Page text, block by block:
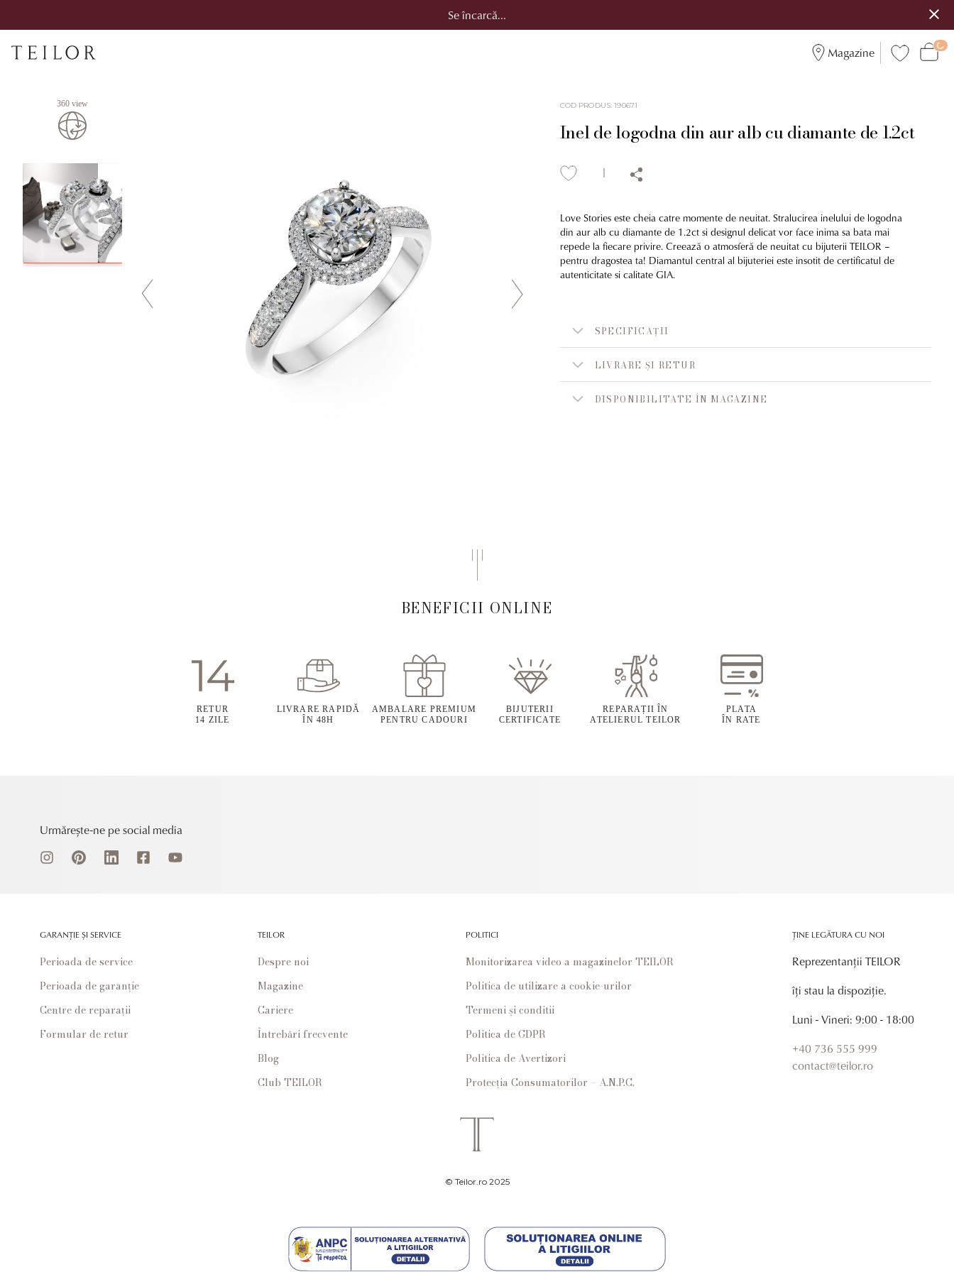
Se încarcă...
Magazine
360 view COD PRODUS:190671
Inel de logodna din aur alb cu diamante de 1.2ct
Love Stories este cheia catre momente de neuitat. Stralucirea inelului de logodna
din aur alb cu diamante de 1.2ct si designul delicat vor face inima sa bata mai
repede la fiecare privire. Creează o atmosferă de neuitat cu bijuterii TEILOR –
pentru dragostea ta! Diamantul central al bijuteriei este insotit de certificatul de
autenticitate si calitate GIA.
SPECIFICAȚII
LIVRARE ȘI RETUR
DISPONIBILITATE ÎN MAGAZINE
BENEFICII ONLINE
RETUR
14 ZILE
LIVRARE RAPIDĂ
ÎN 48H
AMBALARE PREMIUM
PENTRU CADOURI
BIJUTERII
CERTIFICATE
REPARAȚII ÎN
ATELIERUL TEILOR
PLATA
ÎN RATE
Urmărește-ne pe social media
GARANȚIE ȘI SERVICE
Perioada de service
Perioada de garanție
Centre de reparații
Formular de retur
TEILOR
Despre noi
Magazine
Cariere
Întrebări frecvente
Blog
Club TEILOR
POLITICI
Monitorizarea video a magazinelor TEILOR
Politica de utilizare a cookie-urilor
Termeni și conditii
Politica de GDPR
Politica de Avertizori
Protecția Consumatorilor – A.N.P.C.
ȚINE LEGĂTURA CU NOI
Reprezentanții TEILOR
îți stau la dispoziție.
Luni - Vineri: 9:00 - 18:00
+40 736 555 999
contact@teilor.ro
© Teilor.ro 2025